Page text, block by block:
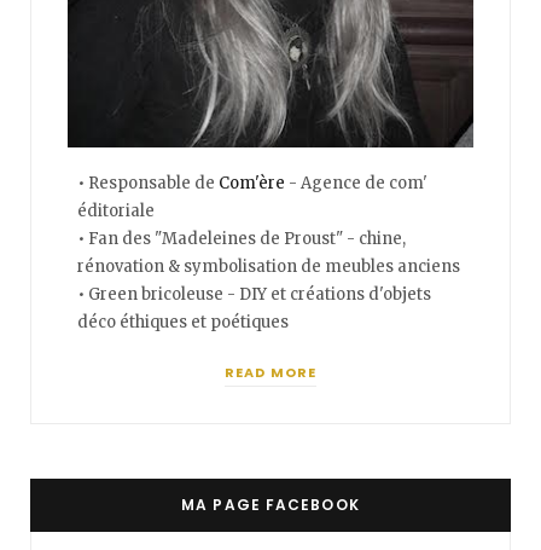
• Responsable de Com'ère - Agence de com'
éditoriale
• Fan des "Madeleines de Proust" - chine,
rénovation & symbolisation de meubles anciens
• Green bricoleuse - DIY et créations d'objets
déco éthiques et poétiques
READ MORE
MA PAGE FACEBOOK